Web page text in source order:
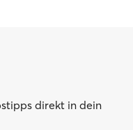
direkt in dein